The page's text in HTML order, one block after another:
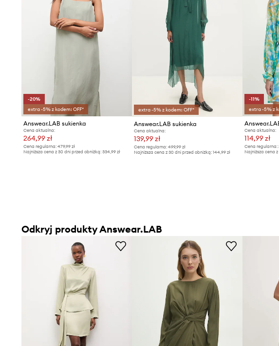
-20%
extra -5% z kodem: OFF*
Answear.LAB sukienka
Cena aktualna:
264,99 zł
Cena regularna: 479,99 zł
Najniższa cena z 30 dni przed obniżką: 334,99 zł
extra -5% z kodem: OFF*
Answear.LAB sukienka
Cena aktualna:
139,99 zł
Cena regularna:499,99 zł
Najniższa cena z 30 dni przed obniżką:144,99 zł
-11%
extra -5% z
Cena aktualna:
114,99 zł
Cena regularna:
Najniższa cena
Odkryj produkty Answear.LAB